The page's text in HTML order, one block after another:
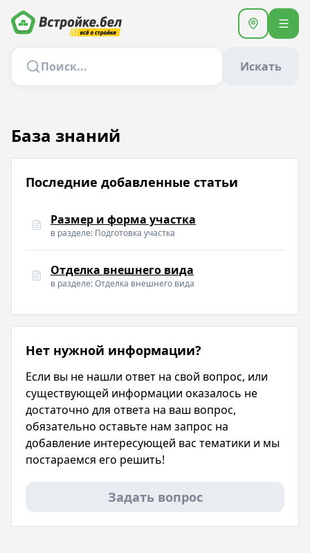
Искать
База знаний
Последние добавленные статьи
Размер и форма участка
в разделе: Подготовка участка
Отделка внешнего вида
в разделе: Отделка внешнего вида
Нет нужной информации?
Если вы не нашли ответ на свой вопрос, или
существующей информации оказалось не
достаточно для ответа на ваш вопрос,
обязательно оставьте нам запрос на
добавление интересующей вас тематики и мы
постараемся его решить!
Задать вопрос